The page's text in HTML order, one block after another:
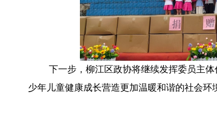
下一步，柳江区政协将继续发挥委员主
少年儿童健康成长营造更加温暖和谐的社会环